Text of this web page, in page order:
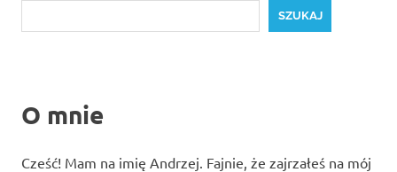
SZUKAJ
O mnie
Cześć! Mam na imię Andrzej. Fajnie, że zajrzałeś na mój